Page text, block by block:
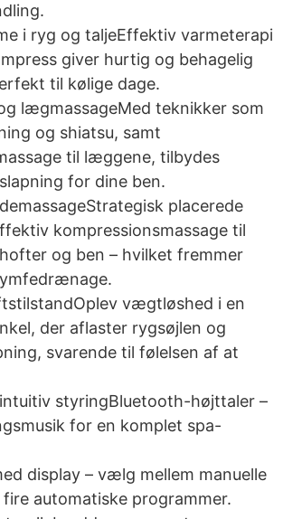
i ryg og taljeEffektiv varmeterapi
giver hurtig og behagelig
til kølige dage.
lægmassageMed teknikker som
og shiatsu, samt
til læggene, tilbydes
for dine ben.
placerede
kompressionsmassage til
og ben – hvilket fremmer
vægtløshed i en
der aflaster rygsøjlen og
svarende til følelsen af at
styringBluetooth-højttaler –
for en komplet spa-
display – vælg mellem manuelle
automatiske programmer.